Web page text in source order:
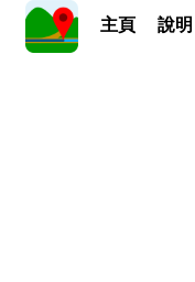
主頁 說明